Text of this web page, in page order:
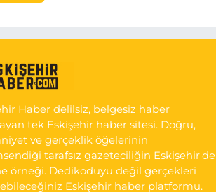
Haber delilsiz, belgesiz haber
tek Eskişehir haber sitesi. Doğru,
ve gerçeklik öğelerinin
tarafsız gazeteciliğin Eskişehir'de
örneği. Dedikoduyu değil gerçekleri
Eskişehir haber platformu.